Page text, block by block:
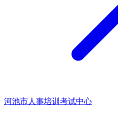
河池市人事培训考试中心